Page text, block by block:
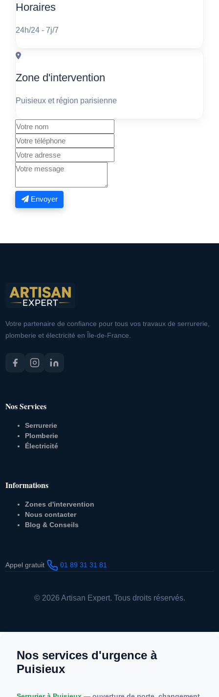
Horaires
24h/24 - 7j/7
Zone d'intervention
Puisieux et région parisienne
Envoyer
Votre partenaire de confiance pour tous vos travaux de serrurerie,
plomberie et électricité en Île-de-France.
Nos Services
Serrurerie
Plomberie
Électricité
Informations
Zones d'intervention
Nous contacter
Blog & Conseils
Appel gratuit 01 89 31 31 81
© 2026 Artisan Expert. Tous droits réservés.
Nos services d'urgence à
Puisieux